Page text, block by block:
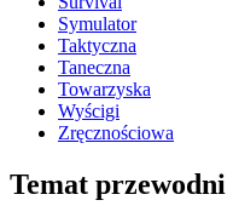
Symulator
Taktyczna
Taneczna
Towarzyska
Wyścigi
Zręcznościowa
Temat przewodni